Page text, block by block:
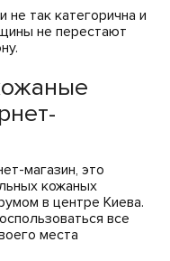
не так категорична и
не перестают
магазин, это
кожаных
в центре Киева.
все
места